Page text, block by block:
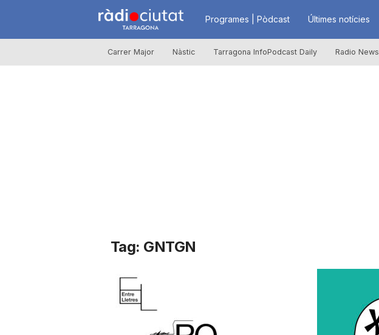
R
à
i
t
Programes | Pòdcast Últimes notícies
Carrer Major Nàstic Tarragona InfoPodcast Daily Radio News
Tag: GNTGN